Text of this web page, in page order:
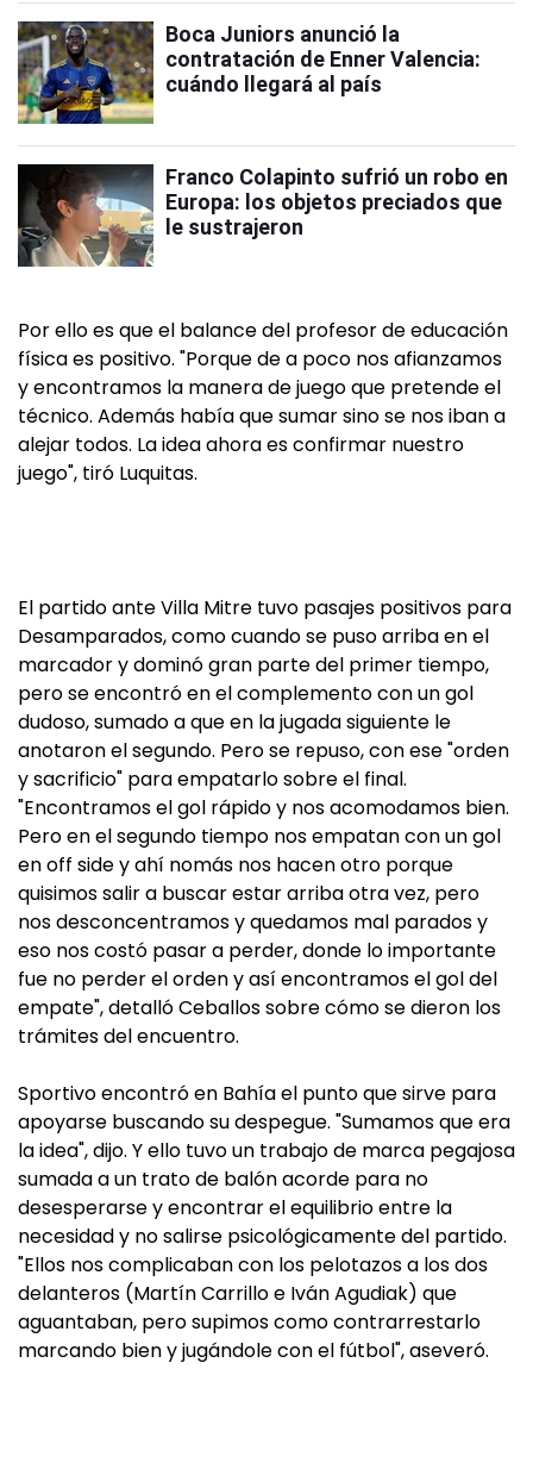
Boca Juniors anunció la
contratación de Enner Valencia:
cuándo llegará al país
Franco Colapinto sufrió un robo en
Europa: los objetos preciados que
le sustrajeron
Por ello es que el balance del profesor de educación
física es positivo. "Porque de a poco nos afianzamos
y encontramos la manera de juego que pretende el
técnico. Además había que sumar sino se nos iban a
alejar todos. La idea ahora es confirmar nuestro
juego", tiró Luquitas.
El partido ante Villa Mitre tuvo pasajes positivos para
Desamparados, como cuando se puso arriba en el
marcador y dominó gran parte del primer tiempo,
pero se encontró en el complemento con un gol
dudoso, sumado a que en la jugada siguiente le
anotaron el segundo. Pero se repuso, con ese "orden
y sacrificio" para empatarlo sobre el final.
"Encontramos el gol rápido y nos acomodamos bien.
Pero en el segundo tiempo nos empatan con un gol
en off side y ahí nomás nos hacen otro porque
quisimos salir a buscar estar arriba otra vez, pero
nos desconcentramos y quedamos mal parados y
eso nos costó pasar a perder, donde lo importante
fue no perder el orden y así encontramos el gol del
empate", detalló Ceballos sobre cómo se dieron los
trámites del encuentro.
Sportivo encontró en Bahía el punto que sirve para
apoyarse buscando su despegue. "Sumamos que era
la idea", dijo. Y ello tuvo un trabajo de marca pegajosa
sumada a un trato de balón acorde para no
desesperarse y encontrar el equilibrio entre la
necesidad y no salirse psicológicamente del partido.
"Ellos nos complicaban con los pelotazos a los dos
delanteros (Martín Carrillo e Iván Agudiak) que
aguantaban, pero supimos como contrarrestarlo
marcando bien y jugándole con el fútbol", aseveró.